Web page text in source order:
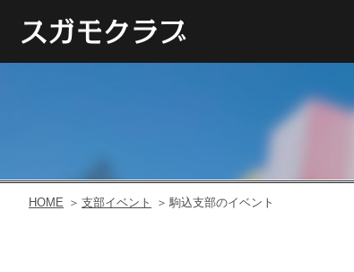
HOME 支部イベント 駒込支部のイベント